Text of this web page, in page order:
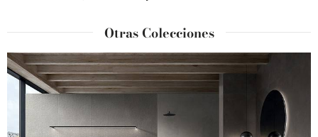
Otras Colecciones